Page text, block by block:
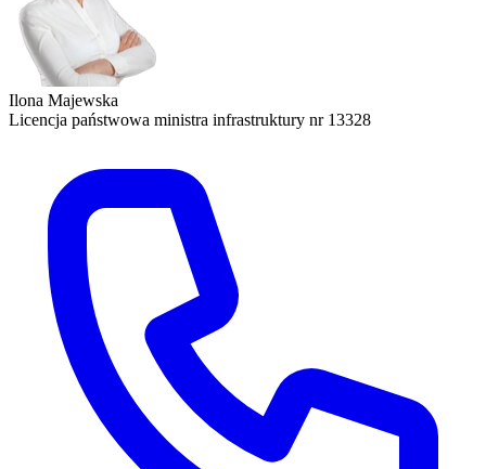
Ilona Majewska
Licencja państwowa ministra infrastruktury nr 13328